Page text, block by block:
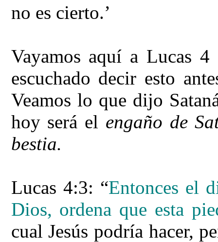
no es cierto.’
Vayamos aquí a Lucas
escuchado decir esto
Veamos lo que dijo
hoy será el engaño de
bestia.
Lucas 4:3: “Entonces el
Dios, ordena que esta
cual Jesús podría hacer,